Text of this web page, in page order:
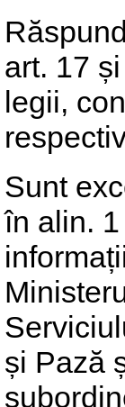
art. 17
legii,
Sunt
în alin.
și Pază